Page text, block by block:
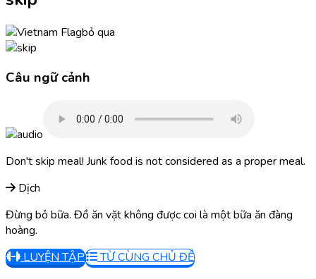
bỏ qua
Câu ngữ cảnh
Don't skip meal! Junk food is not considered as a proper meal.
Dịch
Đừng bỏ bữa. Đồ ăn vặt không được coi là một bữa ăn đàng
hoàng.
LUYỆN TẬP
TỪ CÙNG CHỦ ĐỀ